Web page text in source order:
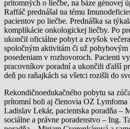
prítomných o liečbe, na báze génovej
Raffáč prednášal na tému
pacientov po liečbe. Prednáška sa
komplikácie onkologickej liečby. Po
ukončil oficiálne pobyt a zvyšok
spoločným aktivitám či už pohybovým
posedeniam v rozhovoroch. Pacienti
pracovníkov poradní a ukončili ďalší
deň po raňajkách sa všetci rozišli do
Rekondičnoedukačného pobytu sa
prítomní boli aj členovia OZ Lymfoma
Ladislav Lekár, pacientska poradňa –
sociálne a právne poradenstvo – Ing.